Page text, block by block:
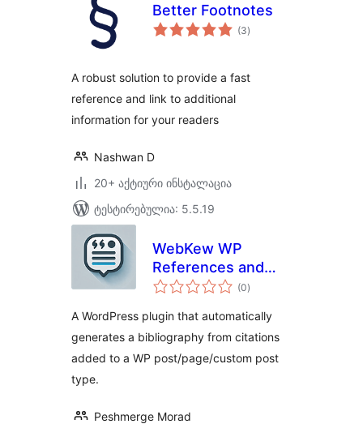
Better Footnotes
(3საერთო
რეიტინგი
)
A robust solution to provide a fast
reference and link to additional
information for your readers
Nashwan D
20+ აქტიური ინსტალაცია
ტესტირებულია: 5.5.19
WebKew WP
References and
Citations
(0საერთო
რეიტინგი
)
A WordPress plugin that automatically
generates a bibliography from citations
added to a WP post/page/custom post
type.
Peshmerge Morad